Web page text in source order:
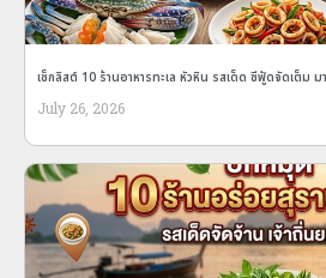
เช็กลิสต์ 10 ร้านอาหารทะเล หัวหิน รสเด็ด ซีฟู้ดจัดเต็ม ม
July 26, 2026